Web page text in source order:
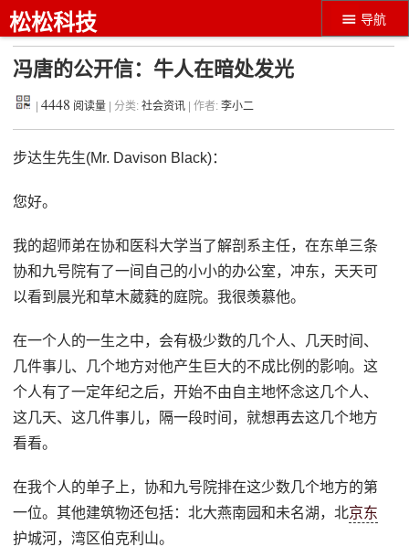
导航
松松科技
冯唐的公开信：牛人在暗处发光
|4448 阅读量 | 分类:社会资讯 | 作者:李小二
步达生先生(Mr. Davison Black)：
您好。
我的超师弟在协和医科大学当了解剖系主任，在东单三条
协和九号院有了一间自己的小小的办公室，冲东，天天可
以看到晨光和草木葳蕤的庭院。我很羡慕他。
在一个人的一生之中，会有极少数的几个人、几天时间、
几件事儿、几个地方对他产生巨大的不成比例的影响。这
个人有了一定年纪之后，开始不由自主地怀念这几个人、
这几天、这几件事儿，隔一段时间，就想再去这几个地方
看看。
在我个人的单子上，协和九号院排在这少数几个地方的第
一位。其他建筑物还包括：北大燕南园和未名湖，北京东
护城河，湾区伯克利山。